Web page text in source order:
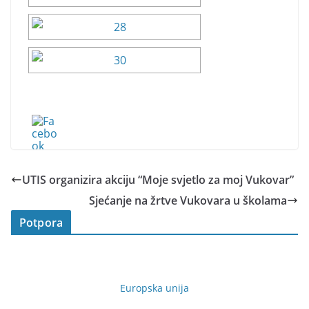
UTIS organizira akciju “Moje svjetlo za moj Vukovar”
Sjećanje na žrtve Vukovara u školama
Potpora
Europska unija